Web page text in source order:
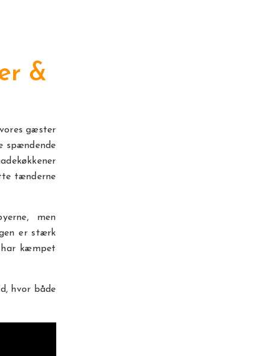
&
gæster
spændende
tænderne
men
er stærk
kæmpet
hvor både